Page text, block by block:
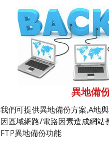
異地備
我們可提供異地備份方案,A地
因區域網路/電路因素造成網站
FTP異地備份功能